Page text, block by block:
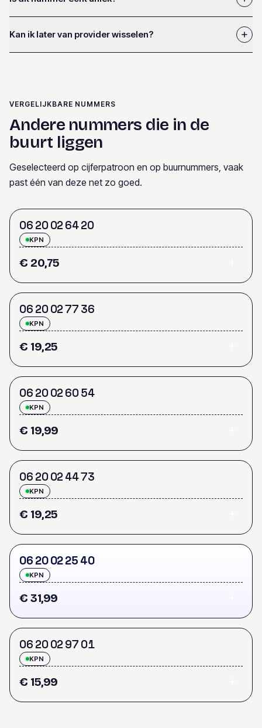
Kan ik later van provider wisselen?
VERGELIJKBARE NUMMERS
Andere nummers die in de
buurt liggen
Geselecteerd op cijferpatroon en op buurnummers, vaak
past één van deze net zo goed.
06 20026420
KPN
€ 20,75
06 200277 36
KPN
€ 19,25
06 20026054
KPN
€ 19,99
06 20024473
KPN
€ 19,25
06 200225 40
KPN
€ 31,99
06 200297 01
KPN
€ 15,99